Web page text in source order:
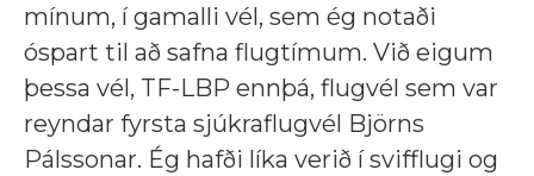
mínum, í gamalli vél, sem ég notaði
óspart til að safna flugtímum. Við eigum
þessa vél, TF-LBP ennþá, flugvél sem var
reyndar fyrsta sjúkraflugvél Björns
Pálssonar. Ég hafði líka verið í svifflugi og